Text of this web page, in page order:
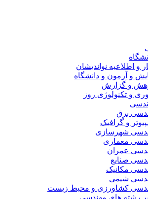
نواندیشان
آزمون و دانشگاه
گزارش
و تکنولوژی روز
برق
و گرافیک
شهرسازی
معماری
عمران
صنایع
مکانیک
شیمی
کشاورزی و محیط زیست
های مهندسی